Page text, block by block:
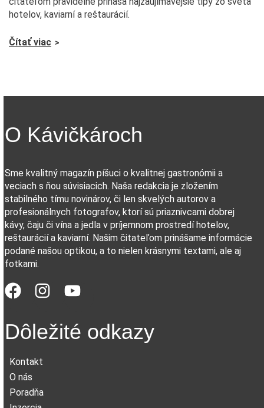
hotelov, kaviarní a reštaurácií.
Čítať viac
O Kávičkároch
Sme kvalitný magazín píšuci o kvalitnej gastronómii a
veciach s ňou súvisiacich. Naša redakcia je zložením
stabilného tímu novinárov, či len skvelých autorov a
profesionálnych fotografov, ktorí sú priaznivcami dobrej
kávy, čaju či vína a jedla v príjemnom prostredí hotelov,
reštaurácií a kaviarní. Našim čitateľom prinášame informácie
podané našou optikou, a to nielen krásnymi textami, ale aj
fotkami.
Dôležité odkazy
Kontakt
O nás
Poradňa